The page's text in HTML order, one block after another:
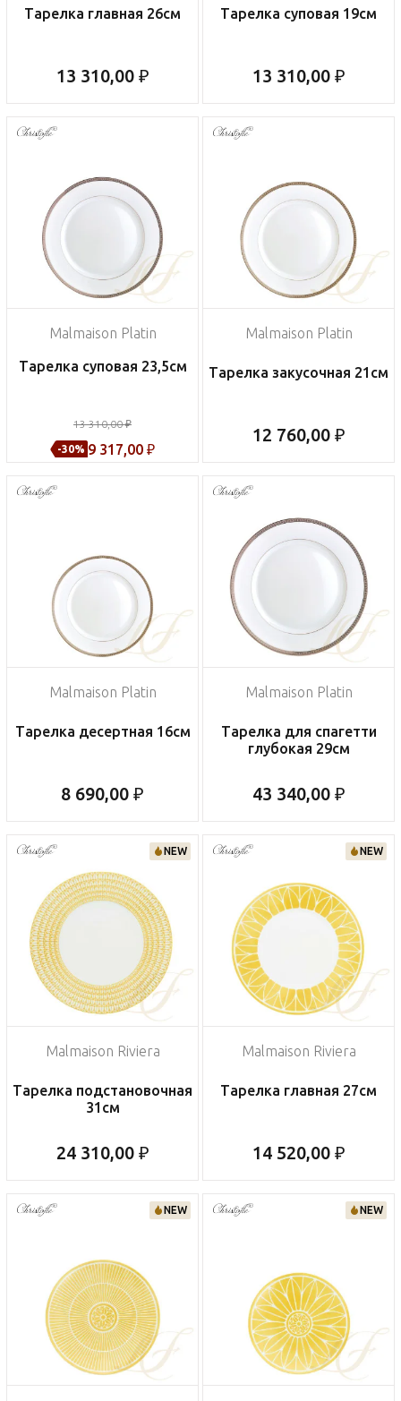
Тарелка главная 26см
13 310,00 ₽
Тарелка суповая 19см
13 310,00 ₽
Malmaison Platin
Тарелка суповая 23,5см
13 310,00 ₽
-30% 9 317,00 ₽
Malmaison Platin
Тарелка закусочная 21см
12 760,00 ₽
Malmaison Platin
Тарелка десертная 16см
8 690,00 ₽
Malmaison Platin
Тарелка для спагетти
глубокая 29см
43 340,00 ₽
NEW
Malmaison Riviera
Тарелка подстановочная
31см
24 310,00 ₽
NEW
Malmaison Riviera
Тарелка главная 27см
14 520,00 ₽
NEW NEW